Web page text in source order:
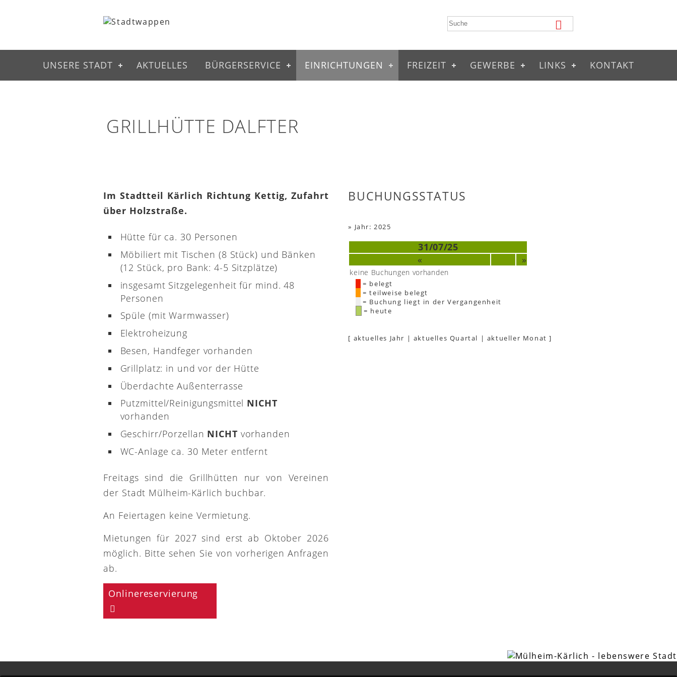
UNSERE STADT AKTUELLES BÜRGERSERVICE EINRICHTUNGEN FREIZEIT GEWERBE LINKS KONTAKT
GRILLHÜTTE DALFTER
Im Stadtteil Kärlich Richtung Kettig, Zufahrt
über Holzstraße.
Hütte für ca. 30 Personen
Möbiliert mit Tischen (8 Stück) und Bänken
(12 Stück, pro Bank: 4-5 Sitzplätze)
insgesamt Sitzgelegenheit für mind. 48
Personen
Spüle (mit Warmwasser)
Elektroheizung
Besen, Handfeger vorhanden
Grillplatz: in und vor der Hütte
Überdachte Außenterrasse
Putzmittel/Reinigungsmittel NICHT
vorhanden
Geschirr/Porzellan NICHT vorhanden
WC-Anlage ca. 30 Meter entfernt
Freitags sind die Grillhütten nur von Vereinen
der Stadt Mülheim-Kärlich buchbar.
An Feiertagen keine Vermietung.
Mietungen für 2027 sind erst ab Oktober 2026
möglich. Bitte sehen Sie von vorherigen Anfragen
ab.
Onlinereservierung
BUCHUNGSSTATUS
» Jahr: 2025
31/07/25
«
»
keine Buchungen vorhanden
= belegt
= teilweise belegt
= Buchung liegt in der Vergangenheit
= heute
[ aktuelles Jahr | aktuelles Quartal | aktueller Monat ]